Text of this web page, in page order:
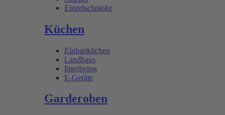
Einzelschränke
Küchen
Einbauküchen
Landhaus
Interliving
E-Geräte
Garderoben